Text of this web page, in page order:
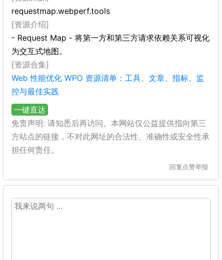
requestmap.webperf.tools
[资源介绍]
- Request Map - 将第一方和第三方请求依赖关系可视化
为交互式地图。
[资源合集]
Web 性能优化 WPO 资源清单：工具、文章、指标、监
控与最佳实践
一键直达
免责声明: 请知悉后再访问。本网站仅公益提供指向第三
方站点的链接，不对此网址的合法性、准确性或安全性承
担任何责任。
回复 点赞举报